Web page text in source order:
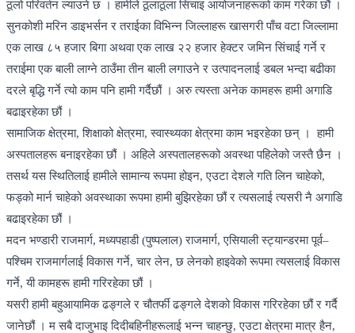
ठूलो परिवर्तन ल्याउने छ । हामीले ठूलाठूला सिंचाइ आयोजनाहरूको काम गरेका छौं ।
सुनकोशी मरिन डाइभर्सन र तराईका विभिन्न जिल्लाहरू खासगरी पाँच वटा जिल्लामा
एक लाख ८५ हजार बिगा अथवा एक लाख २२ हजार हेक्टर जमिन सिंचाई गर्ने र
तराईमा एक बाली लाग्ने ठाउँमा तीन बाली लगाउने र उत्पादनलाई डबल भन्दा बढीका
दरले बृद्धि गर्ने त्यो काम पनि हामी गर्दैछौं । अरु त्यस्ता अनेक कामहरू हामी अगाडि
बढाइरहेका छौं ।
सामाजिक क्षेत्रमा, शिक्षाको क्षेत्रमा, स्वास्थ्यका क्षेत्रमा काम भइरहेका छन् । हामी
अस्पतालहरू बनाइरहेका छौं । अहिले अस्पतालहरूको अवस्था पहिलेको जस्तै छैन ।
तसर्थ यस स्थितिलाई हामीले सामान्य रूपमा होइन, एउटा देशले गति लिन चाहेको,
फड्को मार्न चाहेको अवस्थाका रूपमा हामी बुझिरहेका छौं र त्यसलाई त्यसरी नै अगाडि
बढाइरहेका छौं ।
मदन भण्डारी राजमार्ग, मध्यपहाडी (पुष्पलाल) राजमार्ग, एसियाली स्ट्यान्डरमा पूर्व–
पश्चिम राजमार्गलाई विकास गर्ने, चार लेन, छ लेनको हाइवेको रूपमा त्यसलाई विकास
गर्ने, यी कामहरू हामी गरिरहेका छौं ।
यसरी हामी बहुआयामिक ढङ्गले र चौतर्फी ढङ्गले देशको विकास गरिरहेका छौं र गर्दै
जानेछौं । म सबै दाजुभाइ दिदीबहिनीहरूलाई भन्न चाहन्छु, एउटा क्षेत्रमा मात्र हैन,